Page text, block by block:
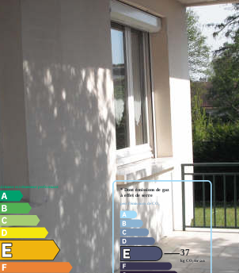
: SEJOUR/SALON TRES LUMINEUX,
SALLE DE DOUCHE. JOLI JARDIN